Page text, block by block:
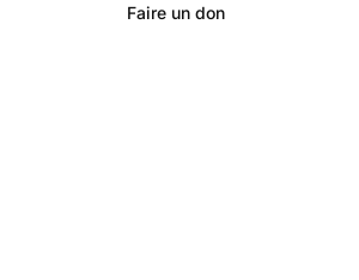
Faire un don